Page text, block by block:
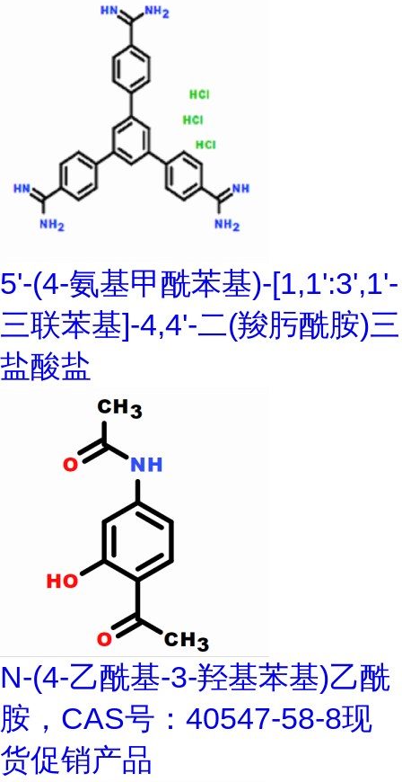
5'-(4-氨基甲酰苯基)-[1,1':3',1'-
三联苯基]-4,4'-二(羧肟酰胺)三
盐酸盐
N-(4-乙酰基-3-羟基苯基)乙酰
胺，CAS号：40547-58-8现
货促销产品